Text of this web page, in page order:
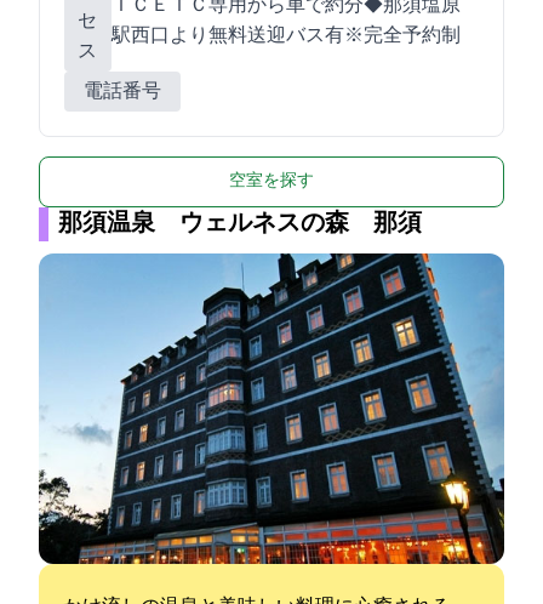
セ
ス
ＩＣ(ＥＴＣ専用)から車で約21分◆那須塩原
駅西口より無料送迎バス有※完全予約制
電話番号
空室を探す
那須温泉 ウェルネスの森 那須